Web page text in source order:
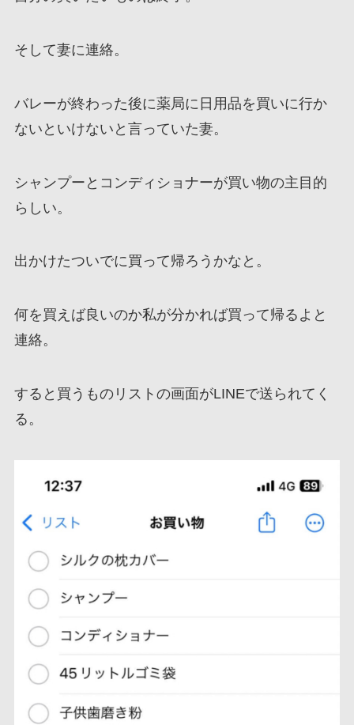
そして妻に連絡。
バレーが終わった後に薬局に日用品を買いに行か
ないといけないと言っていた妻。
シャンプーとコンディショナーが買い物の主目的
らしい。
出かけたついでに買って帰ろうかなと。
何を買えば良いのか私が分かれば買って帰るよと
連絡。
すると買うものリストの画面がLINEで送られてく
る。